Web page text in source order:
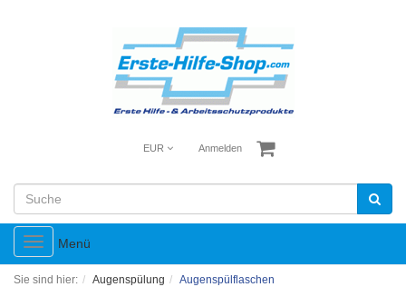
EUR Anmelden
Toggle
navigation
Menü
Sie sind hier: Augenspülung Augenspülflaschen